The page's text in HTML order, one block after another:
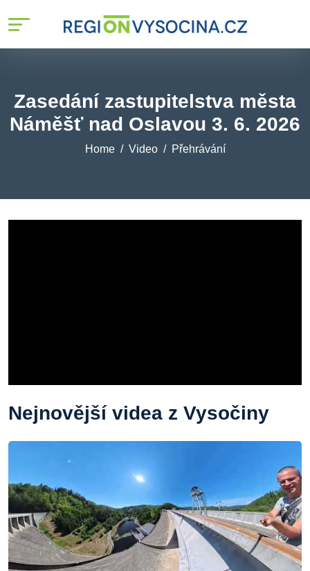
Zasedání zastupitelstva města
Náměšť nad Oslavou 3. 6. 2026
Home Video Přehrávání
Nejnovější videa z Vysočiny